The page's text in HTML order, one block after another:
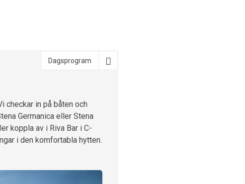
Dagsprogram
checkar in på båten och
Germanica eller Stena
koppla av i Riva Bar i C-
i den komfortabla hytten.